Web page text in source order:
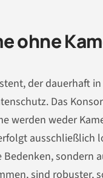
ohne
der dauerhaft
Das
werden weder
ausschließlich
sondern
sind robuster,